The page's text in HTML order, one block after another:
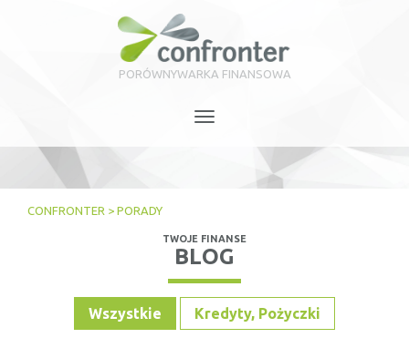
PORÓWNYWARKA FINANSOWA
navigation
CONFRONTER > PORADY
TWOJE FINANSE
BLOG
Wszystkie Kredyty, Pożyczki